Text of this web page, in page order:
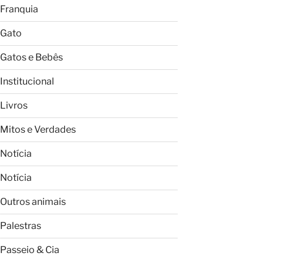
Franquia
Gato
Gatos e Bebês
Institucional
Livros
Mitos e Verdades
Notícia
Notícia
Outros animais
Palestras
Passeio & Cia